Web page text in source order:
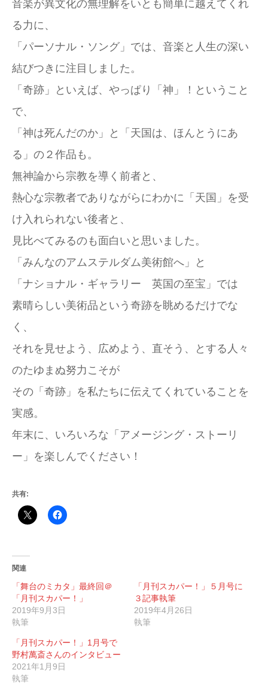
音楽が異文化の無理解をいとも簡単に越えてくれ
る力に、
「パーソナル・ソング」では、音楽と人生の深い
結びつきに注目しました。
「奇跡」といえば、やっぱり「神」！ということ
で、
「神は死んだのか」と「天国は、ほんとうにあ
る」の２作品も。
無神論から宗教を導く前者と、
熱心な宗教者でありながらにわかに「天国」を受
け入れられない後者と、
見比べてみるのも面白いと思いました。
「みんなのアムステルダム美術館へ」と
「ナショナル・ギャラリー 英国の至宝」では
素晴らしい美術品という奇跡を眺めるだけでな
く、
それを見せよう、広めよう、直そう、とする人々
のたゆまぬ努力こそが
その「奇跡」を私たちに伝えてくれていることを
実感。
年末に、いろいろな「アメージング・ストーリ
ー」を楽しんでください！
共有:
関連
「舞台のミカタ」最終回＠
「月刊スカパー！」
2019年9月3日
執筆
「月刊スカパー！」５月号に
３記事執筆
2019年4月26日
執筆
「月刊スカパー！」1月号で
野村萬斎さんのインタビュー
2021年1月9日
執筆